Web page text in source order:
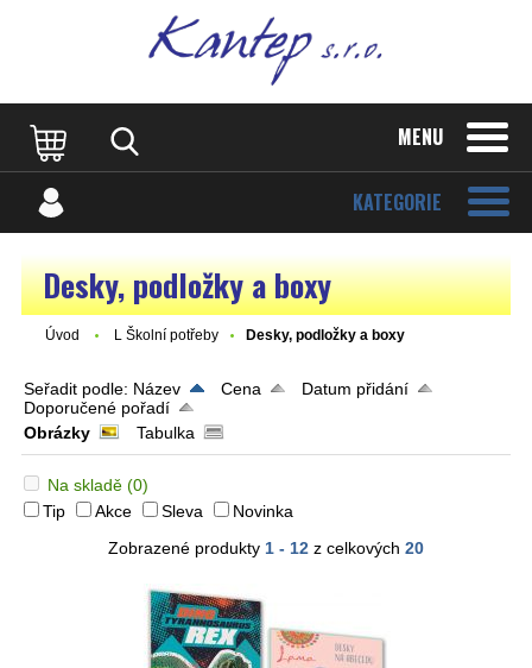
MENU
KATEGORIE
Desky, podložky a boxy
Úvod L Školní potřeby Desky, podložky a boxy
Seřadit podle: Název Cena
Datum přidání
Doporučené pořadí
Obrázky
Tabulka
Na skladě (0)
Tip
Akce Sleva
Novinka
Zobrazené produkty 1 - 12 z celkových 20